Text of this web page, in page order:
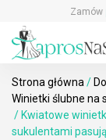
content
Strona główna /
Winietki ślubne na
/ Kwiatowe
sukulentami